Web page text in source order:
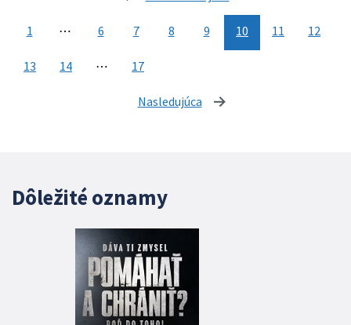
1 ⋯ 6 7 8 9 10 11 12
13 14 ⋯ 17
Nasledujúca stránka
Dôležité oznamy